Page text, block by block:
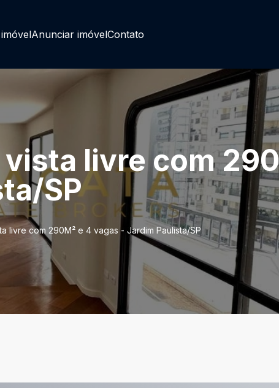
Anunciar imóvelContato
livre com
SP
livre com 290M² e 4 vagas - Jardim Paulista/SP